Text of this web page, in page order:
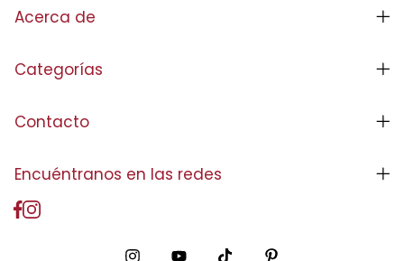
Acerca de
Categorías
Contacto
Encuéntranos en las redes